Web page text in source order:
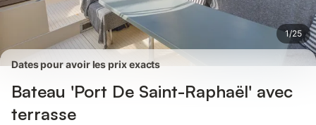
1/25
Dates pour avoir les prix exacts
Bateau 'Port De Saint-Raphaël' avec
terrasse